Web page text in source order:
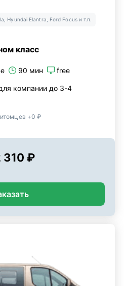
Hyundai Elantra, Ford Focus и т.п.
класс
90 мин free
компании до 3-4
+0 ₽
310 ₽